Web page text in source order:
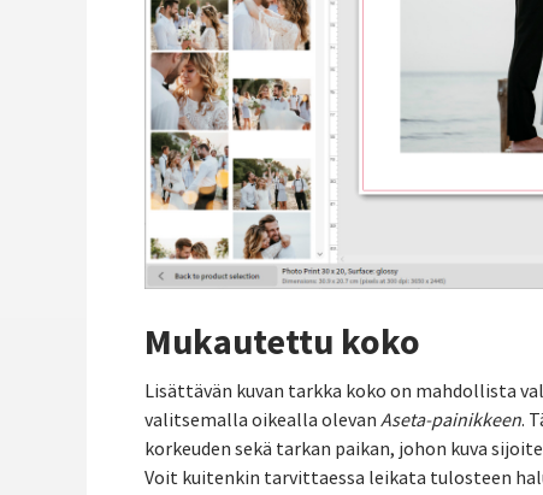
Mukautettu koko
Lisättävän kuvan tarkka koko on mahdollista
valitsemalla oikealla olevan Aseta-painikkeen.
korkeuden sekä tarkan paikan, johon kuva
Voit kuitenkin tarvittaessa leikata tulosteen